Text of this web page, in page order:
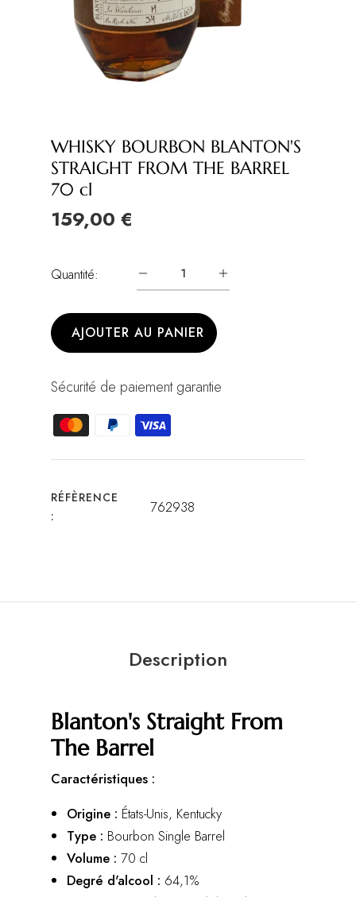
WHISKY BOURBON BLANTON'S
STRAIGHT FROM THE BARREL
70 cl
159,00 €
Quantité:
AJOUTER AU PANIER
Sécurité de paiement garantie
RÉFÈRENCE
:
762938
Description
Blanton's Straight From
The Barrel
Caractéristiques :
Origine : États-Unis, Kentucky
Type : Bourbon Single Barrel
Volume : 70 cl
Degré d'alcool : 64,1%